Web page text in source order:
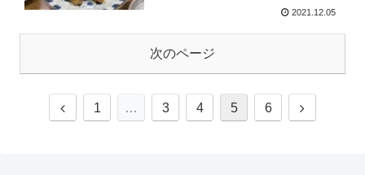
2021.12.05
次のページ
1 … 3 4 5 6